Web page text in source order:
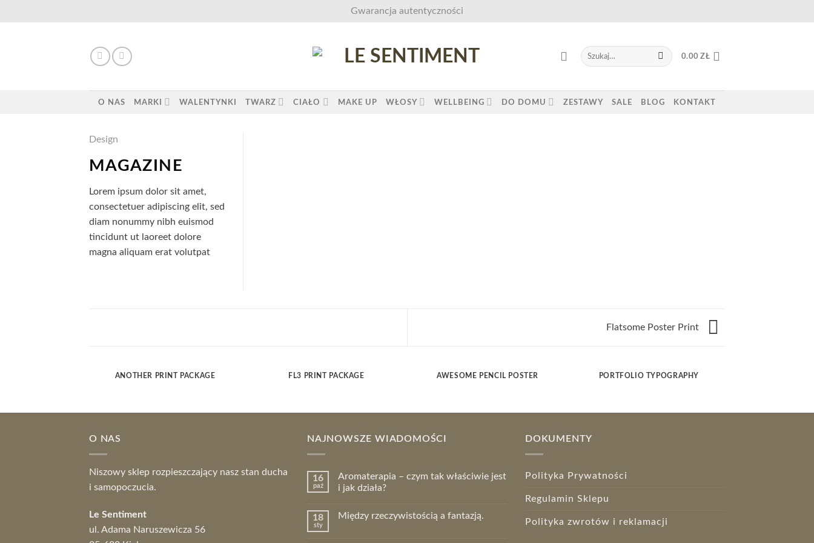
Gwarancja autentyczności
Szukaj:
0.00ZŁ
O NAS MARKI WALENTYNKI TWARZ CIAŁO MAKE UP WŁOSY WELLBEING DO DOMU ZESTAWY SALE BLOG KONTAKT
Design
MAGAZINE
Lorem ipsum dolor sit amet,
consectetuer adipiscing elit, sed
diam nonummy nibh euismod
tincidunt ut laoreet dolore
magna aliquam erat volutpat
Flatsome Poster Print
ANOTHER PRINT PACKAGE FL3 PRINT PACKAGE AWESOME PENCIL POSTER PORTFOLIO TYPOGRAPHY
O NAS
Niszowy sklep rozpieszczający nasz stan ducha
i samopoczucia.
Le Sentiment
ul. Adama Naruszewicza 56
NAJNOWSZE WIADOMOŚCI
16
paź
Aromaterapia – czym tak właściwie jest
i jak działa?
18
sty
Między rzeczywistością a fantazją.
DOKUMENTY
Polityka Prywatności
Regulamin Sklepu
Polityka zwrotów i reklamacji